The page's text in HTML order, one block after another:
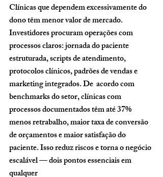
Clínicas que dependem excessivamente do
dono têm menor valor de mercado.
Investidores procuram operações com
processos claros: jornada do paciente
estruturada, scripts de atendimento,
protocolos clínicos, padrões de vendas e
marketing integrados. De  acordo com
benchmarks do setor, clínicas com
processos documentados têm até 37%
menos retrabalho, maior taxa de conversão
de orçamentos e maior satisfação do
paciente. Isso reduz riscos e torna o negócio
escalável — dois pontos essenciais em